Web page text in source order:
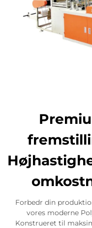
Forbedr din
vores moderne
Konstrueret til